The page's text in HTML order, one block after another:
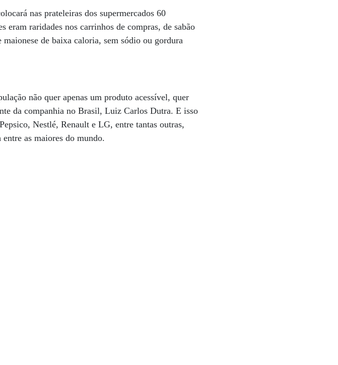
nas prateleiras dos supermercados 60
eram raridades nos carrinhos de compras, de sabão
de baixa caloria, sem sódio ou gordura
não quer apenas um produto acessível, quer
da companhia no Brasil, Luiz Carlos Dutra. E isso
Nestlé, Renault e LG, entre tantas outras,
as maiores do mundo.